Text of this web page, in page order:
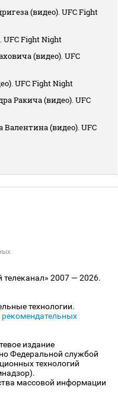
(видео). UFC Fight
Fight Night
(видео). UFC
UFC Fight Night
Ракича (видео). UFC
(видео). UFC
2007 — 2026.
технологии.
издание
Федеральной службой
технологий
массовой информации